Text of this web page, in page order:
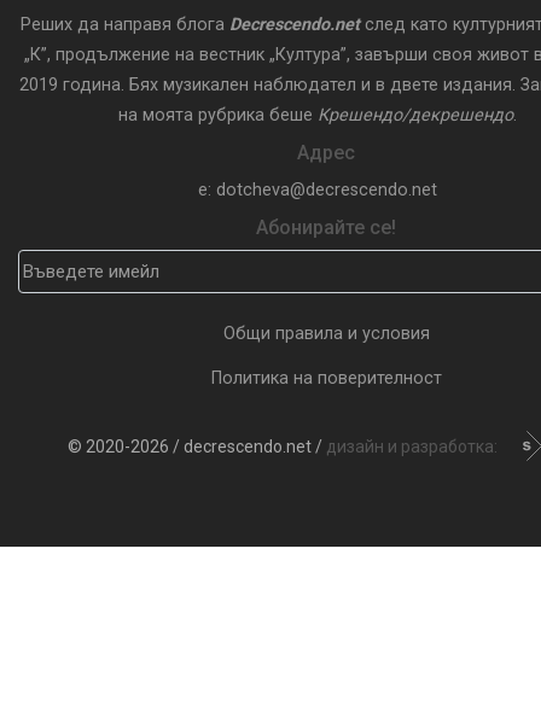
Реших да направя блога Decrescendo.net след като
„К”, продължение на вестник „Култура”, завърши своя живот
2019 година. Бях музикален наблюдател и в двете издания.
на моята рубрика беше Крешендо/декрешендо.
Адрес
e: dotcheva@decrescendo.net
Абонирайте се!
Общи правила и условия
Политика на поверителност
© 2020-2026 / decrescendo.net / дизайн и разработка: